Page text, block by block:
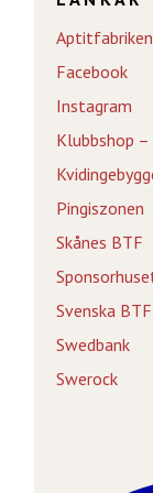
Aptitfabriken
Facebook
Instagram
Klubbshop –
Pingiszonen
Skånes BTF
Svenska BTF
Swedbank
Swerock